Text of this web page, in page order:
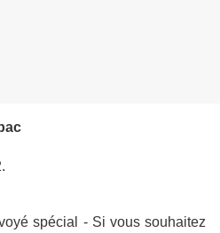
spécial - Si vous souhaitez